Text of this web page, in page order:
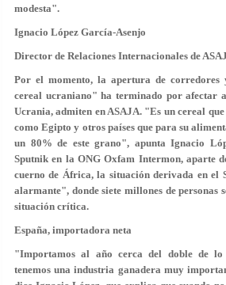
modesta".
Ignacio López García-Asenjo
Director de Relaciones Internacionales de
Por el momento, la apertura de
cereal ucraniano" ha terminado por afectar
Ucrania, admiten en ASAJA. "Es un cereal
como Egipto y otros países que para su
un 80% de este grano", apunta Ignacio
Sputnik en la ONG Oxfam Intermon, aparte
cuerno de África, la situación derivada en el
alarmante", donde siete millones de personas
situación crítica.
España, importadora neta
"Importamos al año cerca del doble de lo
tenemos una industria ganadera muy